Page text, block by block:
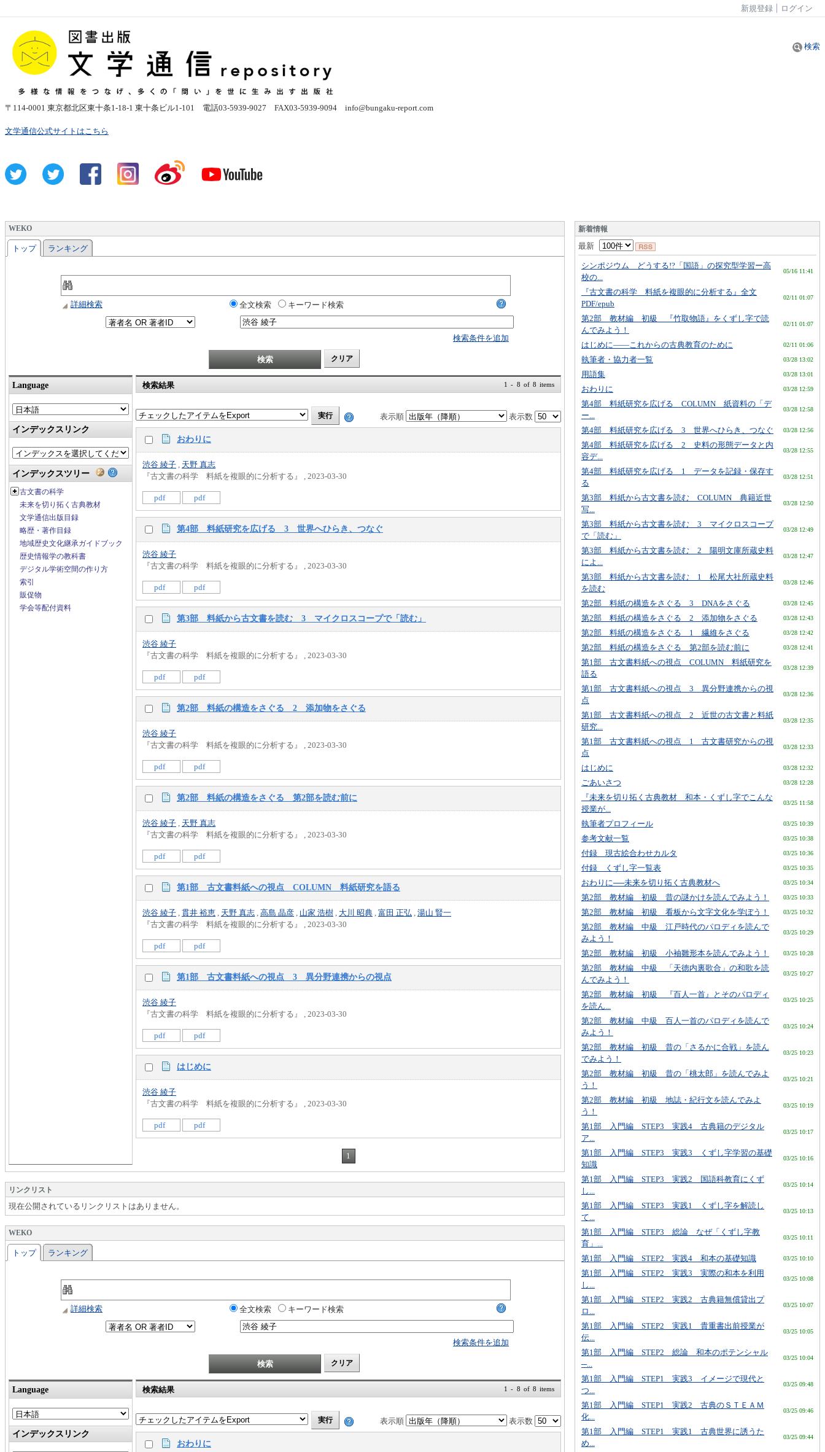
新規登録 ログイン
〒 114-0001 東京都北区東十条1-18-1 東十条ビル1-101 電話03-5939-9027 FAX03-5939-9094 info@bungaku-report.com
文学通信公式サイトはこちら
検索
WEKO
トップ ランキング
詳細検索 全文検索 キーワード検索
検索条件を追加
Language
インデックスリンク
インデックスツリー
古文書の科学
未来を切り拓く古典教材
文学通信出版目録
略歴・著作目録
地域歴史文化継承ガイドブック
歴史情報学の教科書
デジタル学術空間の作り方
索引
販促物
学会等配付資料
検索結果 1 - 8 of 8 items
表示順 表示数
おわりに
渋谷 綾子
天野 真志
『古文書の科学 料紙を複眼的に分析する』 , 2023-03-30
pdf pdf
第4部 料紙研究を広げる 3 世界へひらき、つなぐ
渋谷 綾子
『古文書の科学 料紙を複眼的に分析する』 , 2023-03-30
pdf pdf
第3部 料紙から古文書を読む 3 マイクロスコープで「読む」
渋谷 綾子
『古文書の科学 料紙を複眼的に分析する』 , 2023-03-30
pdf pdf
第2部 料紙の構造をさぐる 2 添加物をさぐる
渋谷 綾子
『古文書の科学 料紙を複眼的に分析する』 , 2023-03-30
pdf pdf
第2部 料紙の構造をさぐる 第2部を読む前に
渋谷 綾子
天野 真志
『古文書の科学 料紙を複眼的に分析する』 , 2023-03-30
pdf pdf
第1部 古文書料紙への視点 COLUMN 料紙研究を語る
渋谷 綾子 貫井 裕恵 天野 真志 高島 晶彦 山家 浩樹 大川 昭典 富田 正弘
湯山 賢一
『古文書の科学 料紙を複眼的に分析する』 , 2023-03-30
pdf pdf
第1部 古文書料紙への視点 3 異分野連携からの視点
渋谷 綾子
『古文書の科学 料紙を複眼的に分析する』 , 2023-03-30
pdf pdf
はじめに
渋谷 綾子
『古文書の科学 料紙を複眼的に分析する』 , 2023-03-30
pdf pdf
1
リンクリスト
現在公開されているリンクリストはありません。
WEKO
トップ ランキング
詳細検索 全文検索 キーワード検索
検索条件を追加
Language
インデックスリンク
検索結果 1 - 8 of 8 items
表示順 表示数
おわりに
新着情報
最新
シンポジウム どうする!?「国語」の探究型学習ー高
校の...
05/16 11:41
『古文書の科学 料紙を複眼的に分析する』全文
PDF/epub
02/11 01:07
第2部 教材編 初級 『竹取物語』をくずし字で読
んでみよう！
02/11 01:07
はじめに――これからの古典教育のために 02/11 01:06
執筆者・協力者一覧 03/28 13:02
用語集 03/28 13:01
おわりに 03/28 12:59
第4部 料紙研究を広げる COLUMN 紙資料の「デ
ー...
03/28 12:58
第4部 料紙研究を広げる 3 世界へひらき、つなぐ 03/28 12:56
第4部 料紙研究を広げる 2 史料の形態データと内
容デ...
03/28 12:55
第4部 料紙研究を広げる 1 データを記録・保存す
る
03/28 12:51
第3部 料紙から古文書を読む COLUMN 典籍近世
写...
03/28 12:50
第3部 料紙から古文書を読む 3 マイクロスコープ
で「読む」
03/28 12:49
第3部 料紙から古文書を読む 2 陽明文庫所蔵史料
によ...
03/28 12:47
第3部 料紙から古文書を読む 1 松尾大社所蔵史料
を読む
03/28 12:46
第2部 料紙の構造をさぐる 3 DNAをさぐる 03/28 12:45
第2部 料紙の構造をさぐる 2 添加物をさぐる 03/28 12:43
第2部 料紙の構造をさぐる 1 繊維をさぐる 03/28 12:42
第2部 料紙の構造をさぐる 第2部を読む前に 03/28 12:41
第1部 古文書料紙への視点 COLUMN 料紙研究を
語る
03/28 12:39
第1部 古文書料紙への視点 3 異分野連携からの視
点
03/28 12:36
第1部 古文書料紙への視点 2 近世の古文書と料紙
研究...
03/28 12:35
第1部 古文書料紙への視点 1 古文書研究からの視
点
03/28 12:33
はじめに 03/28 12:32
ごあいさつ 03/28 12:28
『未来を切り拓く古典教材 和本・くずし字でこんな
授業が...
03/25 11:58
執筆者プロフィール 03/25 10:39
参考文献一覧 03/25 10:38
付録 現古絵合わせカルタ 03/25 10:36
付録 くずし字一覧表 03/25 10:35
おわりに──未来を切り拓く古典教材へ 03/25 10:34
第2部 教材編 初級 昔の謎かけを読んでみよう！ 03/25 10:33
第2部 教材編 初級 看板から文字文化を学ぼう！ 03/25 10:32
第2部 教材編 中級 江戸時代のパロディを読んで
みよう！
03/25 10:29
第2部 教材編 初級 小袖雛形本を読んでみよう！ 03/25 10:28
第2部 教材編 中級 「天徳内裏歌合」の和歌を読
んでみよう！
03/25 10:27
第2部 教材編 初級 『百人一首』とそのパロディ
を読ん...
03/25 10:25
第2部 教材編 中級 百人一首のパロディを読んで
みよう！
03/25 10:24
第2部 教材編 初級 昔の「さるかに合戦」を読ん
でみよう！
03/25 10:23
第2部 教材編 初級 昔の「桃太郎」を読んでみよ
う！
03/25 10:21
第2部 教材編 初級 地誌・紀行文を読んでみよ
う！
03/25 10:19
第1部 入門編 STEP3 実践4 古典籍のデジタル
ア...
03/25 10:17
第1部 入門編 STEP3 実践3 くずし字学習の基礎
知識
03/25 10:16
第1部 入門編 STEP3 実践2 国語科教育にくず
し...
03/25 10:14
第1部 入門編 STEP3 実践1 くずし字を解読し
て...
03/25 10:13
第1部 入門編 STEP3 総論 なぜ「くずし字教
育」...
03/25 10:11
第1部 入門編 STEP2 実践4 和本の基礎知識 03/25 10:10
第1部 入門編 STEP2 実践3 実際の和本を利用
し...
03/25 10:08
第1部 入門編 STEP2 実践2 古典籍無償貸出プ
ロ...
03/25 10:07
第1部 入門編 STEP2 実践1 貴重書出前授業が
伝...
03/25 10:05
第1部 入門編 STEP2 総論 和本のポテンシャル
─...
03/25 10:04
第1部 入門編 STEP1 実践3 イメージで現代と
つ...
03/25 09:48
第1部 入門編 STEP1 実践2 古典のＳＴＥＡＭ
化...
03/25 09:46
第1部 入門編 STEP1 実践1 古典世界に誘うた
め...
03/25 09:44